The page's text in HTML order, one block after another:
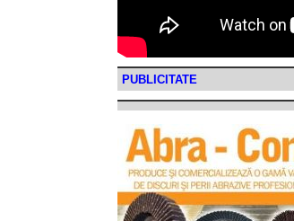
PUBLICITATE